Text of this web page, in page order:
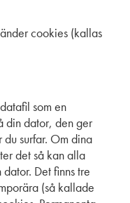
cookies (kallas
som en
din dator, den ger
surfar. Om dina
det så kan alla
Det finns tre
(så kallade